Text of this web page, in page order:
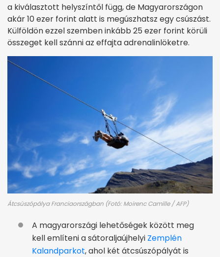
a kiválasztott helyszíntől függ, de Magyarországon
akár 10 ezer forint alatt is megúszhatsz egy csúszást.
Külföldön ezzel szemben inkább 25 ezer forint körüli
összeget kell szánni az effajta adrenalinlöketre.
Átcsúszópálya Franciaországban (Fotó: Moirenc Camille / AFP)
A magyarországi lehetőségek között meg
kell említeni a sátoraljaújhelyi Zemplén
Kalandparkot, ahol két átcsúszópályát is